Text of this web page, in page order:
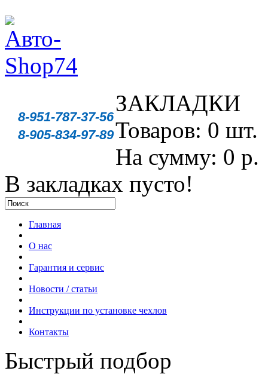
8-951-787-37-56
8-905-834-97-89
ЗАКЛАДКИ
Товаров: 0 шт.
На сумму: 0 р.
В закладках пусто!
Главная
О нас
Гарантия и сервис
Новости / статьи
Инструкции по установке чехлов
Контакты
Быстрый подбор